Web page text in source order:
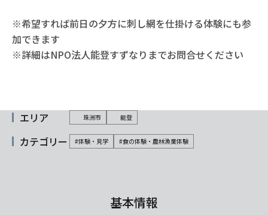
※希望すれば前日の夕方に刺し網を仕掛ける体験にも参
加できます
※詳細はNPO法人能登すずなりまでお問合せください
エリア 珠洲市 能登
カテゴリー #体験・見学 #食の体験・農林漁業体験
基本情報